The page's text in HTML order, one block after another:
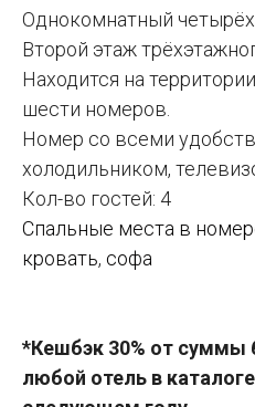
Однокомнатный
Второй этаж
Находится на
шести номеров.
Номер со всеми
холодильником,
Кол-во гостей: 4
Спальные места в
кровать, софа
*Кешбэк 30% от суммы
любой отель в